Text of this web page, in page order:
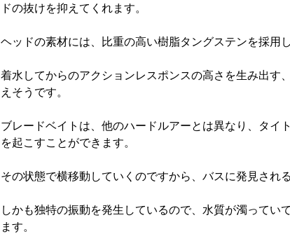
ドの抜けを抑えてくれます。
ヘッドの素材には、比重の高い樹脂タングステンを採用し
着水してからのアクションレスポンスの高さを生み出す
えそうです。
ブレードベイトは、他のハードルアーとは異なり、タイ
を起こすことができます。
その状態で横移動していくのですから、バスに発見され
しかも独特の振動を発生しているので、水質が濁ってい
ます。